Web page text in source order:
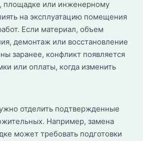
площадке или инженерному
на эксплуатацию помещения
Если материал, объем
демонтаж или восстановление
заранее, конфликт появляется
или оплаты, когда изменить
отделить подтвержденные
Например, замена
может требовать подготовки